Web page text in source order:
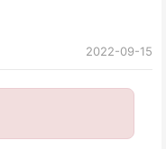
2022-09-15